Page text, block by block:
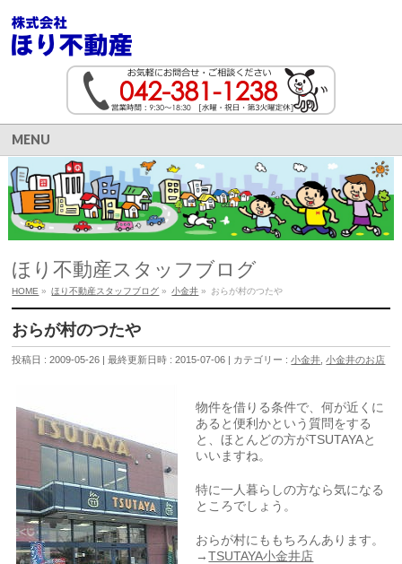
MENU
ほり不動産スタッフブログ
HOME » ほり不動産スタッフブログ » 小金井 » おらが村のつたや
おらが村のつたや
投稿日 : 2009-05-26 最終更新日時 : 2015-07-06 カテゴリー :小金井 ,小金井のお店
物件を借りる条件で、何が近くに
あると便利かという質問をする
と、ほとんどの方がTSUTAYAと
いいますね。
特に一人暮らしの方なら気になる
ところでしょう。
おらが村にももちろんあります。
→TSUTAYA小金井店